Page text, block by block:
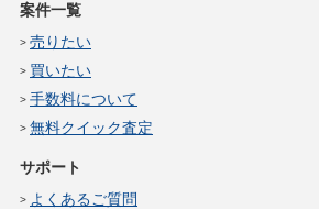
案件一覧
売りたい
買いたい
手数料について
無料クイック査定
サポート
よくあるご質問